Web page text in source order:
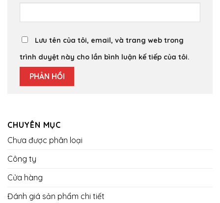
Lưu tên của tôi, email, và trang web trong
trình duyệt này cho lần bình luận kế tiếp của tôi.
CHUYÊN MỤC
Chưa được phân loại
Công ty
Cửa hàng
Đánh giá sản phẩm chi tiết